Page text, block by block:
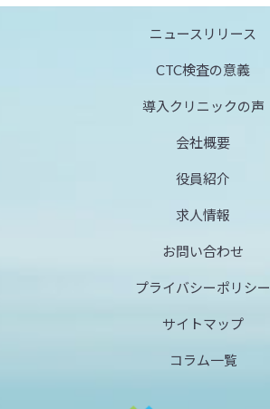
ニュースリリース
CTC検査の意義
導入クリニックの声
会社概要
役員紹介
求人情報
お問い合わせ
プライバシーポリシー
サイトマップ
コラム一覧